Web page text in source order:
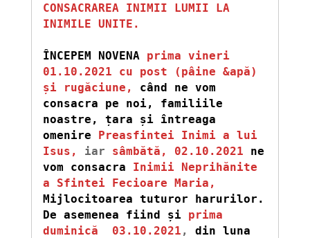
CONSACRAREA INIMII LUMII LA
INIMILE UNITE.
ÎNCEPEM NOVENA
prima vineri
01.10.2021 cu post (pâine &apă)
și rugăciune,
când ne vom
consacra pe noi, familiile
noastre, țara și întreaga
omenire Preasfintei Inimi a lui
Isus,
iar sâmbătă, 02.10.2021
ne
vom consacra
Inimii Neprihănite
a Sfintei Fecioare Maria,
De asemenea fiind și prima
duminică  03.10.2021 , din luna